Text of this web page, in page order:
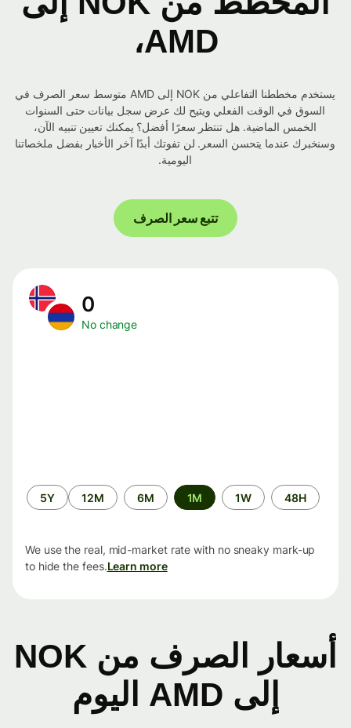
AMD،
يستخدم مخططنا التفاعلي من NOK إلى AMD متوسط ​​سعر الصرف في
السوق في الوقت الفعلي ويتيح لك عرض سجل بيانات حتى السنوات
الخمس الماضية. هل تنتظر سعرًا أفضل؟ يمكنك تعيين تنبيه الآن،
وسنخبرك عندما يتحسن السعر. لن تفوتك أبدًا آخر الأخبار بفضل ملخصاتنا
اليومية.
تتبع سعر الصرف
No change
الفترة
الزمنية
48H
1W
1M
6M
12M
5Y
We use the real, mid-market rate with no sneaky mark-up
to hide the fees.Learn more
أسعار الصرف من NOK
إلى AMD اليوم